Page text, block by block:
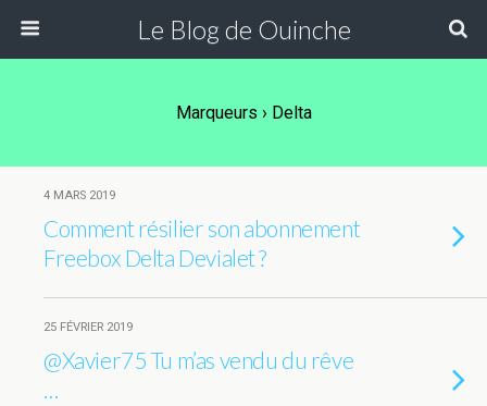
Le Blog de Ouinche
Marqueurs › Delta
4 MARS 2019
Comment résilier son abonnement
Freebox Delta Devialet ?
25 FÉVRIER 2019
@Xavier75 Tu m’as vendu du rêve
…